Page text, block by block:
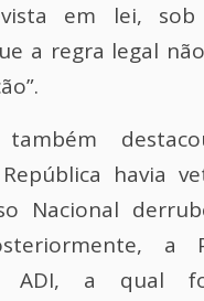
em lei,
a regra legal
havia
Nacional
a
ADI, a qual